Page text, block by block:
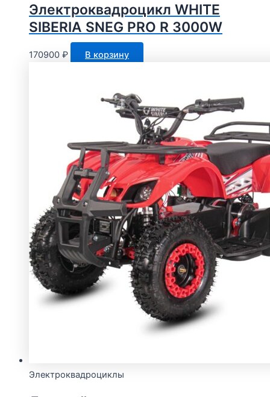
Электроквадроцикл WHITE
SIBERIA SNEG PRO R 3000W
170900 ₽ В корзину
Электроквадроциклы